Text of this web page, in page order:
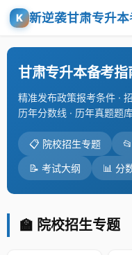
K 新逆袭甘肃专升本
甘肃专升本备考指
精准发布政策报考条件 ·
历年分数线 · 历年真题题
📋 院校招生专题
📝 考试大纲 📊 分
🏫 院校招生专题